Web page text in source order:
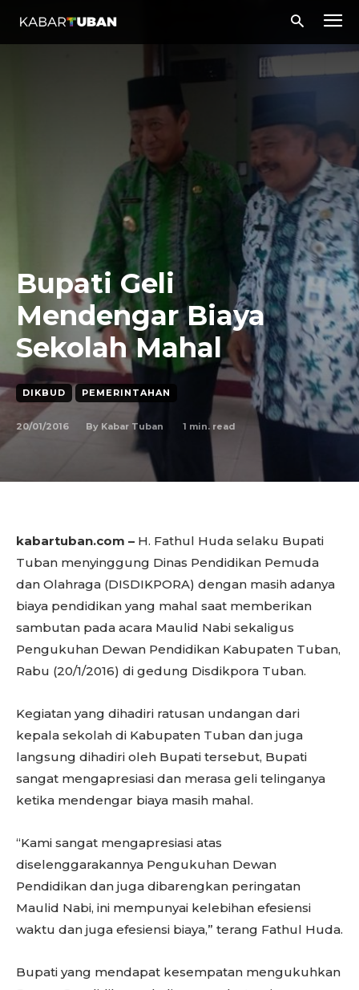
Bupati Geli
Mendengar Biaya
Sekolah Mahal
DIKBUD PEMERINTAHAN
20/01/2016 By Kabar Tuban 1 min. read
kabartuban.com – H. Fathul Huda selaku Bupati
Tuban menyinggung Dinas Pendidikan Pemuda
dan Olahraga (DISDIKPORA) dengan masih adanya
biaya pendidikan yang mahal saat memberikan
sambutan pada acara Maulid Nabi sekaligus
Pengukuhan Dewan Pendidikan Kabupaten Tuban,
Rabu (20/1/2016) di gedung Disdikpora Tuban.
Kegiatan yang dihadiri ratusan undangan dari
kepala sekolah di Kabupaten Tuban dan juga
langsung dihadiri oleh Bupati tersebut, Bupati
sangat mengapresiasi dan merasa geli telinganya
ketika mendengar biaya masih mahal.
“Kami sangat mengapresiasi atas
diselenggarakannya Pengukuhan Dewan
Pendidikan dan juga dibarengkan peringatan
Maulid Nabi, ini mempunyai kelebihan efesiensi
waktu dan juga efesiensi biaya,” terang Fathul Huda.
Bupati yang mendapat kesempatan mengukuhkan